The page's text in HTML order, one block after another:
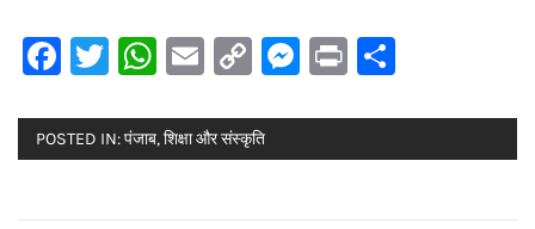
Facebook
Twitter
WhatsApp
Email
CopyMessenger
Print
POSTED IN:पंजाब,शिक्षा और संस्कृति